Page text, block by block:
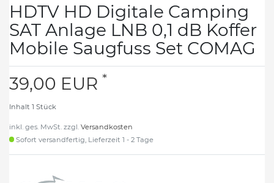
HDTV HD Digitale Camping
SAT Anlage LNB 0,1 dB Koffer
Mobile Saugfuss Set COMAG
39,00 EUR *
Inhalt 1 Stück
inkl. ges. MwSt. zzgl. Versandkosten
Sofort versandfertig, Lieferzeit 1 - 2 Tage